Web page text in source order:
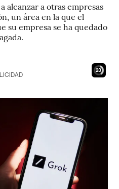
alcanzar a otras empresas
un área en la que el
su empresa se ha quedado
22